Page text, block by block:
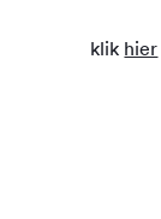
klik hier